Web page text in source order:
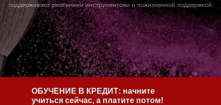
поддерживают реальными инструментами и пожизненной поддержкой.
ОБУЧЕНИЕ В КРЕДИТ: начните
учиться сейчас, а платите потом!